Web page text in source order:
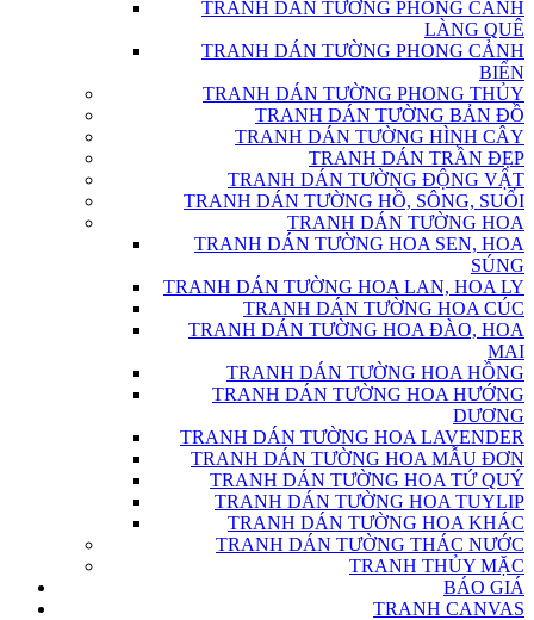
TRANH DÁN TƯỜNG PHONG CẢNH
LÀNG QUÊ
TRANH DÁN TƯỜNG PHONG CẢNH
BIỂN
TRANH DÁN TƯỜNG PHONG THỦY
TRANH DÁN TƯỜNG BẢN ĐỒ
TRANH DÁN TƯỜNG HÌNH CÂY
TRANH DÁN TRẦN ĐẸP
TRANH DÁN TƯỜNG ĐỘNG VẬT
TRANH DÁN TƯỜNG HỒ, SÔNG, SUỐI
TRANH DÁN TƯỜNG HOA
TRANH DÁN TƯỜNG HOA SEN, HOA
SÚNG
TRANH DÁN TƯỜNG HOA LAN, HOA LY
TRANH DÁN TƯỜNG HOA CÚC
TRANH DÁN TƯỜNG HOA ĐÀO, HOA
MAI
TRANH DÁN TƯỜNG HOA HỒNG
TRANH DÁN TƯỜNG HOA HƯỚNG
DƯƠNG
TRANH DÁN TƯỜNG HOA LAVENDER
TRANH DÁN TƯỜNG HOA MẪU ĐƠN
TRANH DÁN TƯỜNG HOA TỨ QUÝ
TRANH DÁN TƯỜNG HOA TUYLIP
TRANH DÁN TƯỜNG HOA KHÁC
TRANH DÁN TƯỜNG THÁC NƯỚC
TRANH THỦY MẶC
BÁO GIÁ
TRANH CANVAS